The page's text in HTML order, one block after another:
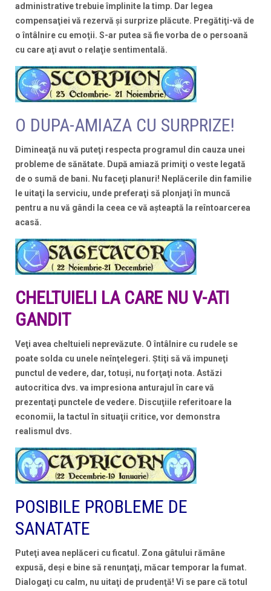
administrative trebuie împlinite la timp. Dar legea
compensaţiei vă rezervă şi surprize plăcute. Pregătiţi-vă de
o întâlnire cu emoţii. S-ar putea să fie vorba de o persoană
cu care aţi avut o relaţie sentimentală.
O DUPA-AMIAZA CU SURPRIZE!
Dimineaţă nu vă puteţi respecta programul din cauza unei
probleme de sănătate. După amiază primiţi o veste legată
de o sumă de bani. Nu faceţi planuri! Neplăcerile din familie
le uitaţi la serviciu, unde preferaţi să plonjaţi în muncă
pentru a nu vă gândi la ceea ce vă aşteaptă la reîntoarcerea
acasă.
CHELTUIELI LA CARE NU V-ATI
GANDIT
Veţi avea cheltuieli neprevăzute. O întâlnire cu rudele se
poate solda cu unele neînţelegeri. Ştiţi să vă impuneţi
punctul de vedere, dar, totuşi, nu forţaţi nota. Astăzi
autocritica dvs. va impresiona anturajul în care vă
prezentaţi punctele de vedere. Discuţiile referitoare la
economii, la tactul în situaţii critice, vor demonstra
realismul dvs.
POSIBILE PROBLEME DE
SANATATE
Puteţi avea neplăceri cu ficatul. Zona gâtului rămâne
expusă, deşi e bine să renunţaţi, măcar temporar la fumat.
Dialogaţi cu calm, nu uitaţi de prudenţă! Vi se pare că totul